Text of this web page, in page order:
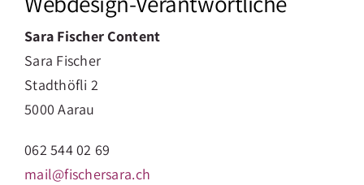
Sara Fischer Content
Sara Fischer
Stadthöfli 2
5000 Aarau
062 544 02 69
mail@fischersara.ch